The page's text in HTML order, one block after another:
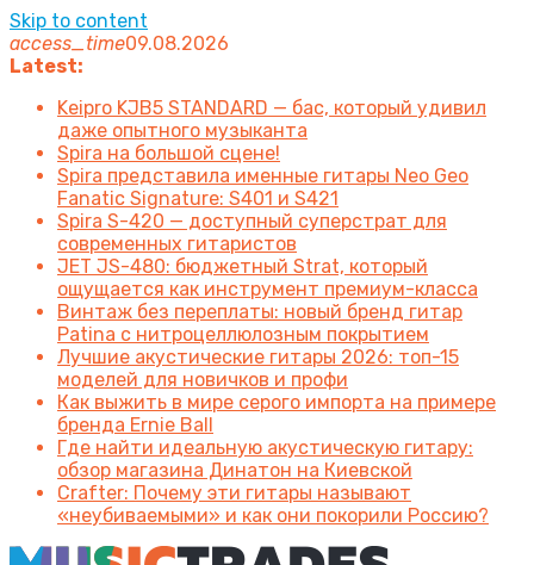
Skip to content
access_time09.08.2026
Latest:
Keipro KJB5 STANDARD — бас, который удивил
даже опытного музыканта
Spira на большой сцене!
Spira представила именные гитары Neo Geo
Fanatic Signature: S401 и S421
Spira S-420 — доступный суперстрат для
современных гитаристов
JET JS-480: бюджетный Strat, который
ощущается как инструмент премиум-класса
Винтаж без переплаты: новый бренд гитар
Patina с нитроцеллюлозным покрытием
Лучшие акустические гитары 2026: топ-15
моделей для новичков и профи
Как выжить в мире серого импорта на примере
бренда Ernie Ball
Где найти идеальную акустическую гитару:
обзор магазина Динатон на Киевской
Crafter: Почему эти гитары называют
«неубиваемыми» и как они покорили Россию?